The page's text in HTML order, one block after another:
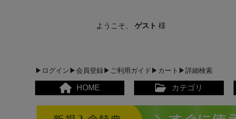
ようこそ、 ゲスト様
▶ログイン▶会員登録▶ご利用ガイド ▶カート ▶詳細検索
HOME カテゴリ